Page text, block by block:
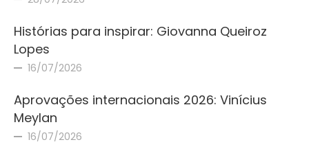
Histórias para inspirar: Giovanna Queiroz
Lopes
16/07/2026
Aprovações internacionais 2026: Vinícius
Meylan
16/07/2026